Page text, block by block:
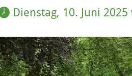
Dienstag, 10. Juni